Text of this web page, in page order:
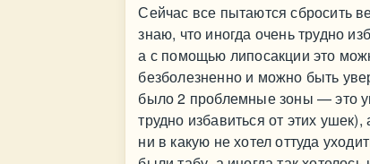
Сейчас все пытаются сбросить
знаю, что иногда очень трудно
а с помощью липосакции это
безболезненно и можно быть
было 2 проблемные зоны — это
трудно избавиться от этих
ни в какую не хотел оттуда